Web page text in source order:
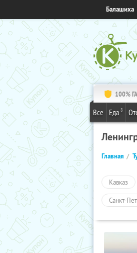
Балашиха
100%
Все Еда 8
Главная
Кавказ
Санкт-